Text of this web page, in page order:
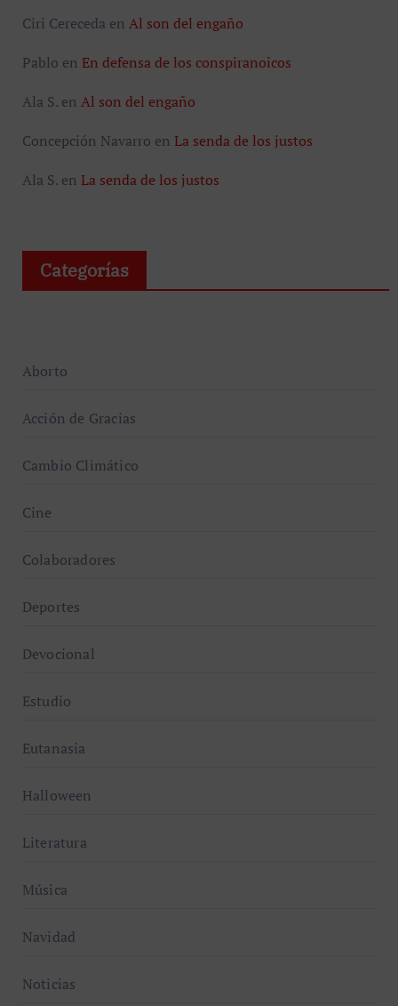
Ciri Cereceda en Al son del engaño
Pablo en En defensa de los conspiranoicos
Ala S.en Al son del engaño
Concepción Navarro en La senda de los justos
Ala S.en La senda de los justos
Categorías
Aborto
Acción de Gracias
Cambio Climático
Cine
Colaboradores
Deportes
Devocional
Estudio
Eutanasia
Halloween
Literatura
Música
Navidad
Noticias